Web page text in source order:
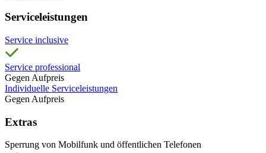
Serviceleistungen
Service inclusive
Service professional
Gegen Aufpreis
Individuelle Serviceleistungen
Gegen Aufpreis
Extras
Sperrung von Mobilfunk und öffentlichen Telefonen